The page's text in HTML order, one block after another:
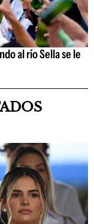
al río Sella se le